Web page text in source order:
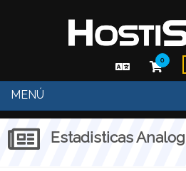
0
MENÚ
Estadisticas